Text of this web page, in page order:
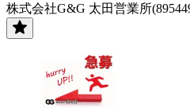
株式会社G&G 太田営業所